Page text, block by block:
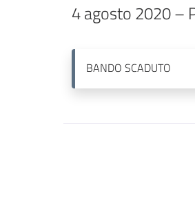
4 agosto 2020 –
BANDO SCADUTO